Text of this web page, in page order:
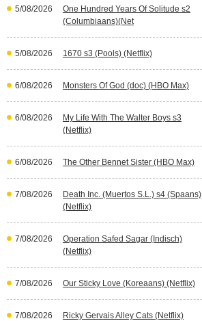
5/08/2026
One Hundred Years Of Solitude s2
(Columbiaans)(Net
5/08/2026 1670 s3 (Pools) (Netflix)
6/08/2026 Monsters Of God (doc) (HBO Max)
6/08/2026
My Life With The Walter Boys s3
(Netflix)
6/08/2026 The Other Bennet Sister (HBO Max)
7/08/2026
Death Inc. (Muertos S.L.) s4 (Spaans)
(Netflix)
7/08/2026
Operation Safed Sagar (Indisch)
(Netflix)
7/08/2026 Our Sticky Love (Koreaans) (Netflix)
7/08/2026 Ricky Gervais Alley Cats (Netflix)